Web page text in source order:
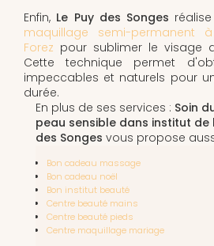
Enfin, Le Puy des Songes
maquillage semi-permanent à
Forez pour sublimer le visage
Cette technique permet
impeccables et naturels pour
durée.
En plus de ses services : Soin
peau sensible dans institut de
des Songes vous propose
Bon cadeau massage
Bon cadeau noël
Bon institut beauté
Centre beauté mains
Centre beauté pieds
Centre maquillage mariage